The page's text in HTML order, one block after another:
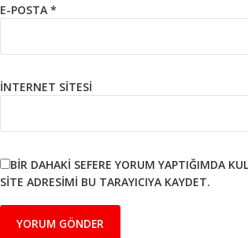
E-POSTA *
İNTERNET SITESI
BIR DAHAKI SEFERE YORUM YAPTIĞIMDA
SITE ADRESIMI BU TARAYICIYA KAYDET.